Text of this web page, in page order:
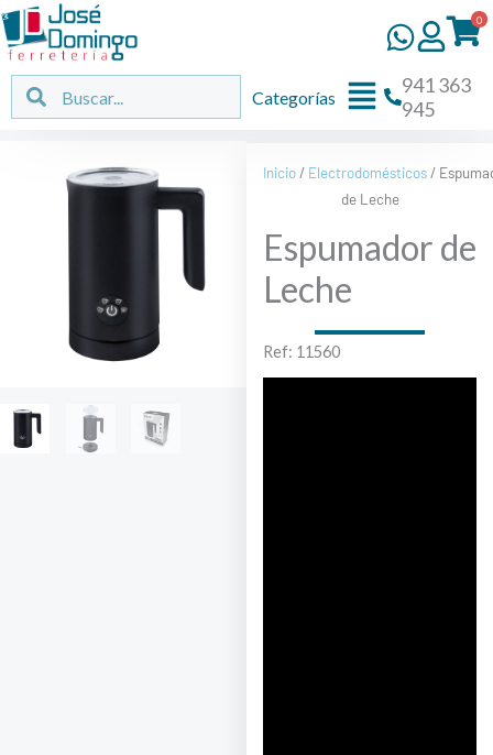
Ir
al
contenido
0
Buscar Buscar
Flyout
Categorías
941 363
945
Inicio / Electrodomésticos /
de Leche
Espumador de
Leche
Ref: 11560